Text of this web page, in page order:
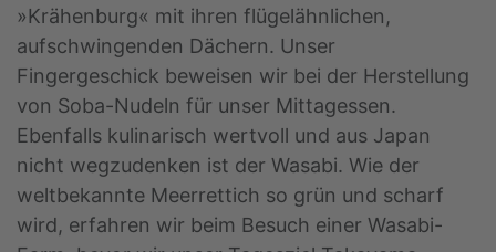
»Krähenburg« mit ihren flügelähnlichen,
aufschwingenden Dächern. Unser
Fingergeschick beweisen wir bei der Herstellung
von Soba-Nudeln für unser Mittagessen.
Ebenfalls kulinarisch wertvoll und aus Japan
nicht wegzudenken ist der Wasabi. Wie der
weltbekannte Meerrettich so grün und scharf
wird, erfahren wir beim Besuch einer Wasabi-